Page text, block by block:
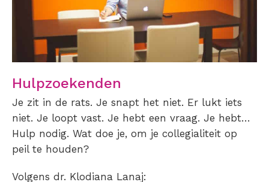
Hulpzoekenden
Je zit in de rats. Je snapt het niet. Er lukt iets
niet. Je loopt vast. Je hebt een vraag. Je hebt…
Hulp nodig. Wat doe je, om je collegialiteit op
peil te houden?
Volgens dr. Klodiana Lanaj: